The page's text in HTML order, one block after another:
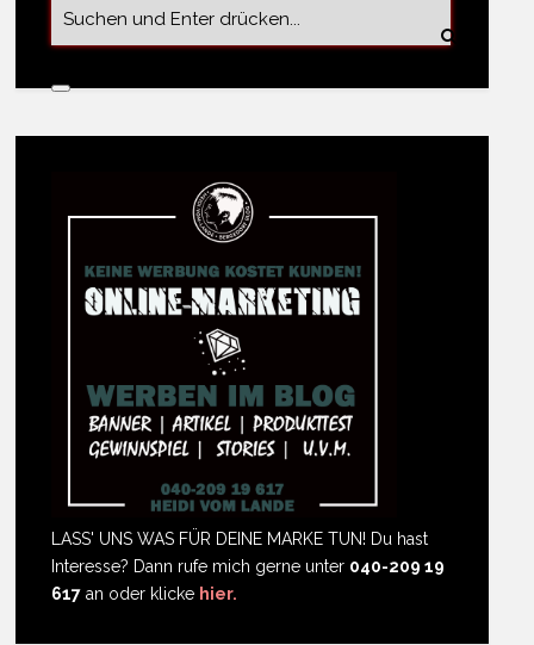
LASS' UNS WAS FÜR DEINE MARKE TUN! Du hast
Interesse? Dann rufe mich gerne unter 040-209 19
617 an oder klicke hier.